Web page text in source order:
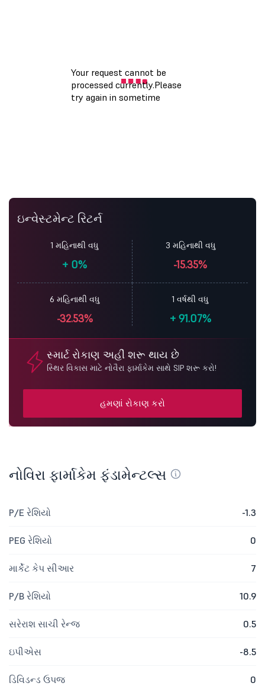
ઇન્વેસ્ટમેન્ટ રિટર્ન
1 મહિનાથી વધુ
+ 0%
3 મહિનાથી વધુ
-15.35%
6 મહિનાથી વધુ
-32.53%
1 વર્ષથી વધુ
+91.07%
સ્માર્ટ રોકાણ અહીં શરૂ થાય છે
સ્થિર વિકાસ માટે નોવૈરા ફાર્માકેમ સાથે SIP શરૂ કરો!
હમણાં રોકાણ કરો
નોવિરા ફાર્માકેમ ફંડામેન્ટલ્સ
P/E રેશિયો -1.3
PEG રેશિયો 0
માર્કેટ કેપ સીઆર 7
P/B રેશિયો 10.9
સરેરાશ સાચી રેન્જ 0.5
ઇપીએસ -8.5
ડિવિડન્ડ ઉપજ 0